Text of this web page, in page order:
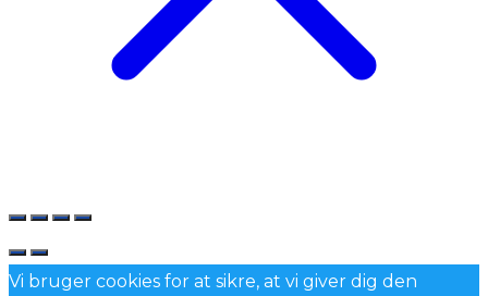
Vi bruger cookies for at sikre, at vi giver dig den